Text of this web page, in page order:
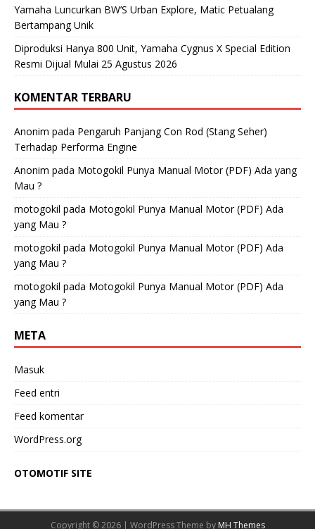
Yamaha Luncurkan BW’S Urban Explore, Matic Petualang
Bertampang Unik
Diproduksi Hanya 800 Unit, Yamaha Cygnus X Special Edition
Resmi Dijual Mulai 25 Agustus 2026
KOMENTAR TERBARU
Anonim pada Pengaruh Panjang Con Rod (Stang Seher)
Terhadap Performa Engine
Anonim pada Motogokil Punya Manual Motor (PDF) Ada yang
Mau ?
motogokil pada Motogokil Punya Manual Motor (PDF) Ada
yang Mau ?
motogokil pada Motogokil Punya Manual Motor (PDF) Ada
yang Mau ?
motogokil pada Motogokil Punya Manual Motor (PDF) Ada
yang Mau ?
META
Masuk
Feed entri
Feed komentar
WordPress.org
OTOMOTIF SITE
Copyright © 2026 | WordPress Theme by MH Themes